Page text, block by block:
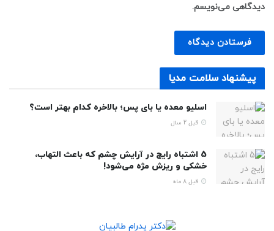
دیدگاهی می‌نویسم.
پیشنهاد سلامت مدیا
اسلیو معده یا بای پس؛ بالاخره کدام بهتر است؟
قبل 2 سال
5 اشتباه رایج در آرایش چشم که باعث التهاب،
خشکی و ریزش مژه می‌شود!
قبل 8 ماه